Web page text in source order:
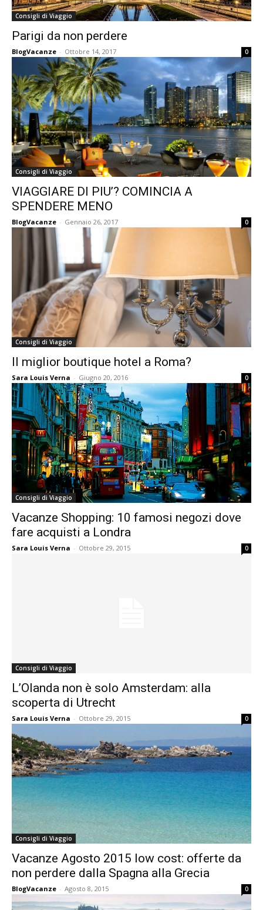
Consigli di Viaggio
Parigi da non perdere
BlogVacanze - Ottobre 14, 2017 0
Consigli di Viaggio
VIAGGIARE DI PIU’? COMINCIA A
SPENDERE MENO
BlogVacanze - Gennaio 26, 2017 0
Consigli di Viaggio
Il miglior boutique hotel a Roma?
Sara Louis Verna - Giugno 20, 2016 0
Consigli di Viaggio
Vacanze Shopping: 10 famosi negozi dove
fare acquisti a Londra
Sara Louis Verna - Ottobre 29, 2015 0
Consigli di Viaggio
L’Olanda non è solo Amsterdam: alla
scoperta di Utrecht
Sara Louis Verna - Ottobre 29, 2015 0
Consigli di Viaggio
Vacanze Agosto 2015 low cost: offerte da
non perdere dalla Spagna alla Grecia
BlogVacanze - Agosto 8, 2015 0